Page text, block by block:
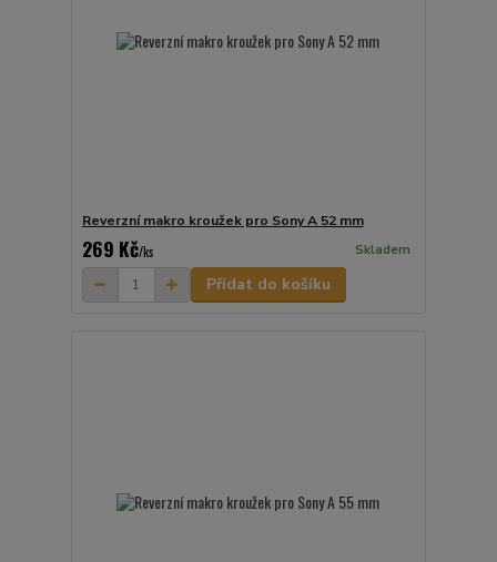
Reverzní makro kroužek pro Sony A 52 mm
269 Kč/ks Skladem
Přidat do košíku